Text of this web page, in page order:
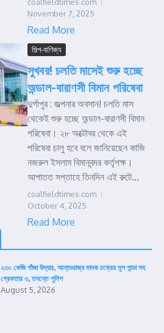
November 7, 2025
Read More
শিল্প-বাণিজ্য
সুখবর! চলতি মাসেই শুরু হচ্ছে
অন্ডাল-বারাণসী বিমান পরিষেবা
দুর্গাপুর : জল্পনার অবসান! চলতি মাস
থেকেই শুরু হচ্ছে অন্ডাল-বারাণসী বিমান
পরিষেবা। ২৮ অক্টোবর থেকে এই
পরিষেবা চালু হবে বলে জানিয়েছেন কাজি
নজরুল ইসলাম বিমানবন্দর কর্তৃপক্ষ।
আপাতত সপ্তাহে তিনদিন এই রুটে...
coalfieldtimes.com
October 4, 2025
Read More
২৩০ কেজি গাঁজা উদ্ধার, আন্তঃরাজ্য মাদক চক্রের মূল পান্ডা সহ
গ্রেফতার ৩, তদন্তে পুলিশ
August 5, 2026